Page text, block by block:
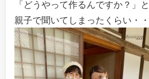
「どうやって作るんですか？」と
親子で聞いてしまったくらい・・